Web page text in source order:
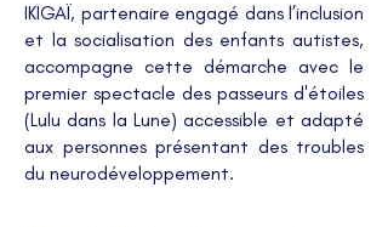
IKIGAÏ, partenaire engagé dans l’inclusion
et la socialisation des enfants autistes,
accompagne cette démarche avec le
premier spectacle des passeurs d'étoiles
(Lulu dans la Lune) accessible et adapté
aux personnes présentant des troubles
du neurodéveloppement.